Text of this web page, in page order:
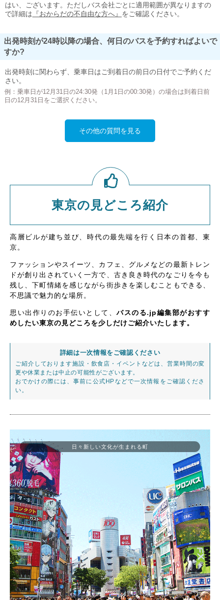
はい、ございます。ただしバス会社ごとに適用範囲が異なりますの
で詳細は 『おからだの不自由な方へ』 をご確認ください。
出発時刻が24時以降の場合、何日のバスを予約すればよいで
すか?
出発時刻に関わらず、乗車日はご到着日の前日の日付でご予約くだ
さい。
例：乗車日が12月31日の24:30発（1月1日の00:30発）の場合は到着日前
日の12月31日をご選択ください。
その他の質問を見る
東京の見どころ紹介
高層ビルが建ち並び、時代の最先端を行く日本の首都、東
京。
ファッションやスイーツ、カフェ、グルメなどの最新トレン
ドが創り出されていく一方で、古き良き時代のなごりを今も
残し、下町情緒を感じながら街歩きを楽しむこともできる、
不思議で魅力的な場所。
思い出作りのお手伝いとして、バスのる.jp編集部がおすす
めしたい東京の見どころを少しだけご紹介いたします。
詳細は一次情報をご確認ください
ご紹介しております施設・飲食店・イベントなどは、営業時間の変
更や休業または中止の可能性がございます。
おでかけの際には、事前に公式HPなどで一次情報をご確認くださ
い。
日々新しい文化が生まれる町